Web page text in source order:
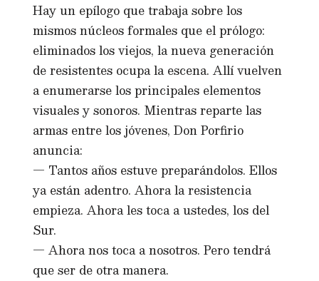
Hay un epílogo que trabaja sobre los
mismos núcleos formales que el prólogo:
eliminados los viejos, la nueva generación
de resistentes ocupa la escena. Allí vuelven
a enumerarse los principales elementos
visuales y sonoros. Mientras reparte las
armas entre los jóvenes, Don Porfirio
anuncia:
— Tantos años estuve preparándolos. Ellos
ya están adentro. Ahora la resistencia
empieza. Ahora les toca a ustedes, los del
Sur.
— Ahora nos toca a nosotros. Pero tendrá
que ser de otra manera.